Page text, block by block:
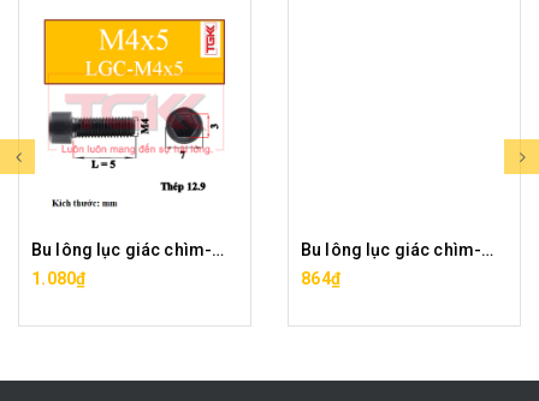
Bu lông lục giác chìm-M4x5
1.080₫
Bu lông lục giác chìm-M4x6
864₫